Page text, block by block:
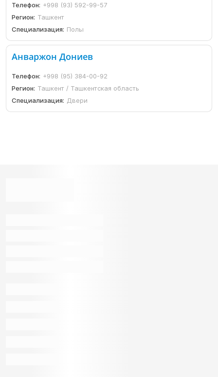
Телефон: +998 (93) 592-99-57
Регион: Ташкент
Специализация: Полы
Анваржон Дониев
Телефон: +998 (95) 384-00-92
Регион: Ташкент / Ташкентская область
Специализация: Двери